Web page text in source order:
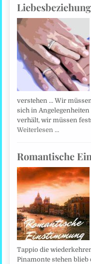
verstehen ... Wir
sich in
verhält, wir müssen
Weiterlesen …
Romantische
Tappio die
Pinamonte stehen